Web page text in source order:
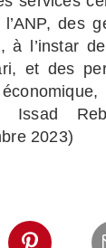
des
à l’instar
et des
Issad
2023)